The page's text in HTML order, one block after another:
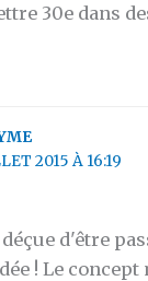
30e dans
2015 À 16:19
d'être
! Le